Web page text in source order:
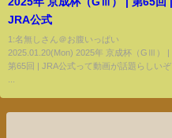
JRA公式
1:名無しさん＠お腹いっぱい
2025.01.20(Mon) 2025年 京成杯（GⅢ） |
第65回 | JRA公式って動画が話題らしいぞ